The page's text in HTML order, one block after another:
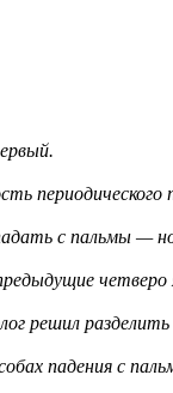
периодического
с пальмы —
четверо
разделить
падения с